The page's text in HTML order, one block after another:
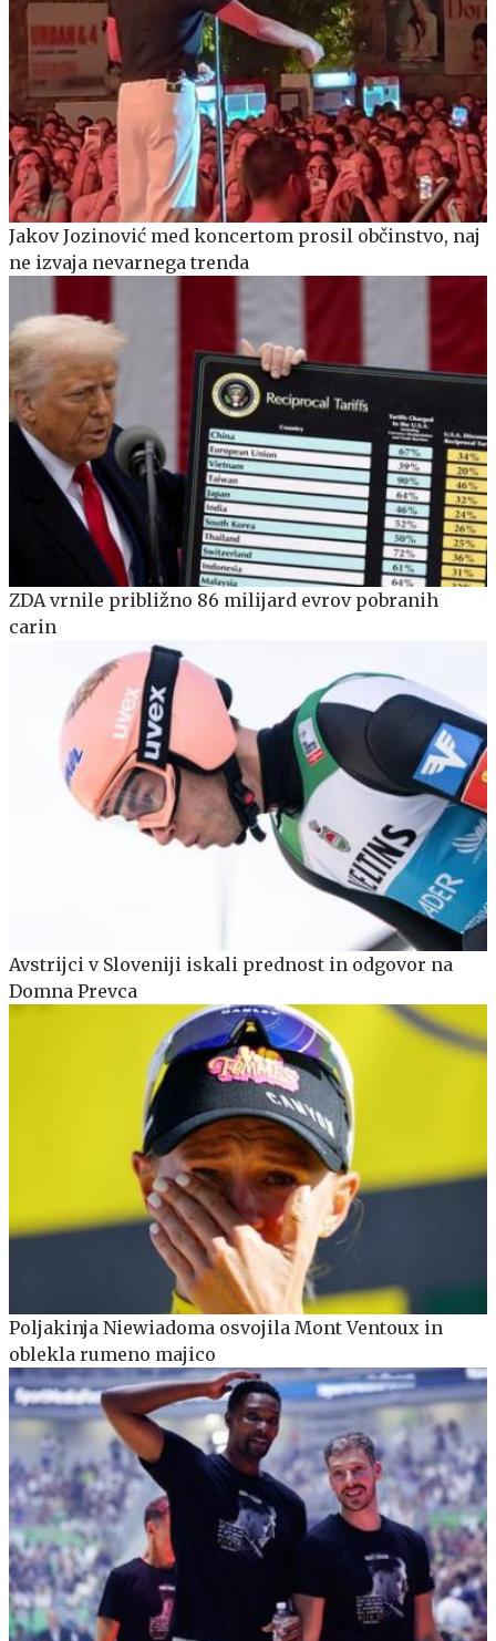
Jakov Jozinović med koncertom prosil občinstvo, naj
ne izvaja nevarnega trenda
ZDA vrnile približno 86 milijard evrov pobranih
carin
Avstrijci v Sloveniji iskali prednost in odgovor na
Domna Prevca
Poljakinja Niewiadoma osvojila Mont Ventoux in
oblekla rumeno majico